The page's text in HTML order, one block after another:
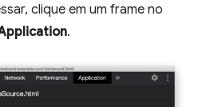
clique em um frame no
.